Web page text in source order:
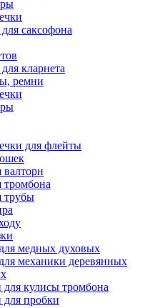
саксофона
кларнета
ремни
для флейты
трубы
медных духовых
механики деревянных
для кулисы тромбона
для пробки